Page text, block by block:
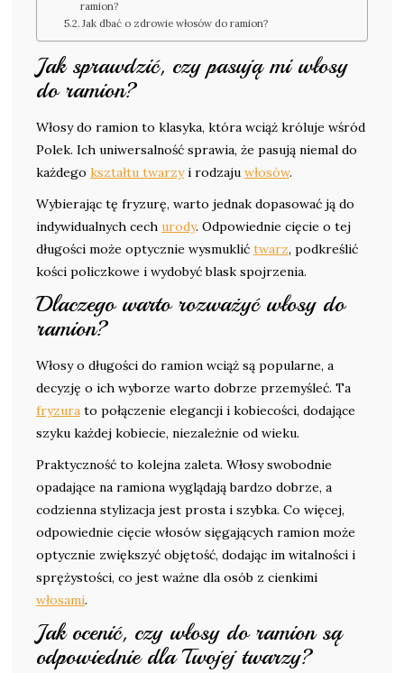
ramion?
Jak dbać o zdrowie włosów do ramion?
Jak sprawdzić, czy pasują mi włosy
do ramion?
Włosy do ramion to klasyka, która wciąż króluje wśród
Polek. Ich uniwersalność sprawia, że pasują niemal do
każdego kształtu twarzyi rodzaju włosów.
Wybierając tę fryzurę, warto jednak dopasować ją do
indywidualnych cech urody. Odpowiednie cięcie o tej
długości może optycznie wysmuklić twarz, podkreślić
kości policzkowe i wydobyć blask spojrzenia.
Dlaczego warto rozważyć włosy do
ramion?
Włosy o długości do ramion wciąż są popularne, a
decyzję o ich wyborze warto dobrze przemyśleć. Ta
fryzura to połączenie elegancji i kobiecości, dodające
szyku każdej kobiecie, niezależnie od wieku.
Praktyczność to kolejna zaleta. Włosy swobodnie
opadające na ramiona wyglądają bardzo dobrze, a
codzienna stylizacja jest prosta i szybka. Co więcej,
odpowiednie cięcie włosów sięgających ramion może
optycznie zwiększyć objętość, dodając im witalności i
sprężystości, co jest ważne dla osób z cienkimi
włosami.
Jak ocenić, czy włosy do ramion są
odpowiednie dla Twojej twarzy?